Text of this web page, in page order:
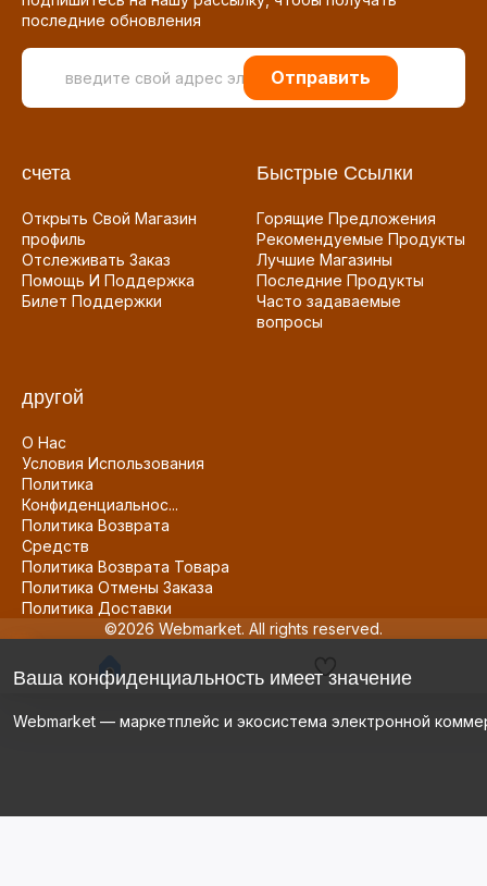
последние обновления
Отправить
счета
Открыть Свой Магазин
профиль
Отслеживать Заказ
Помощь И Поддержка
Билет Поддержки
Быстрые Ссылки
Горящие Предложения
Рекомендуемые Продукты
Лучшие Магазины
Последние Продукты
Часто задаваемые
вопросы
другой
О Нас
Условия Использования
Политика
Конфиденциальнос...
Политика Возврата
Средств
Политика Возврата Товара
Политика Отмены Заказа
Политика Доставки
©2026 Webmarket. All rights reserved.
Ваша конфиденциальность имеет значение
Webmarket — маркетплейс и экосистема электронной